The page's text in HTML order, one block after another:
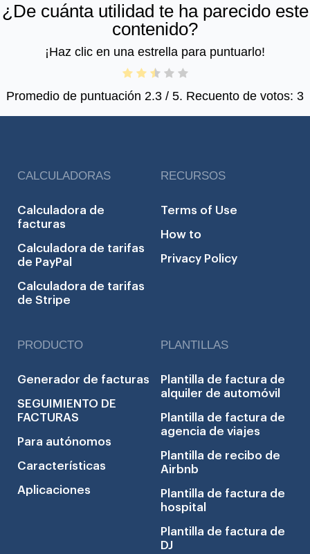
¿De cuánta utilidad te ha parecido este
contenido?
¡Haz clic en una estrella para puntuarlo!
Promedio de puntuación 2.3 / 5. Recuento de votos: 3
CALCULADORAS
Calculadora de
facturas
Calculadora de tarifas
de PayPal
Calculadora de tarifas
de Stripe
RECURSOS
Terms of Use
How to
Privacy Policy
PRODUCTO
Generador de facturas
SEGUIMIENTO DE
FACTURAS
Para autónomos
Características
Aplicaciones
PLANTILLAS
Plantilla de factura de
alquiler de automóvil
Plantilla de factura de
agencia de viajes
Plantilla de recibo de
Airbnb
Plantilla de factura de
hospital
Plantilla de factura de
DJ